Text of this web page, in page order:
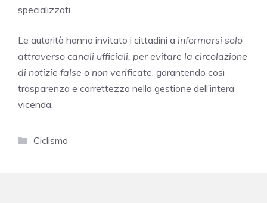
specializzati.
Le autorità hanno invitato i cittadini a informarsi solo
attraverso canali ufficiali, per evitare la circolazione
di notizie false o non verificate , garantendo così
trasparenza e correttezza nella gestione dell’intera
vicenda.
Categorie
Ciclismo